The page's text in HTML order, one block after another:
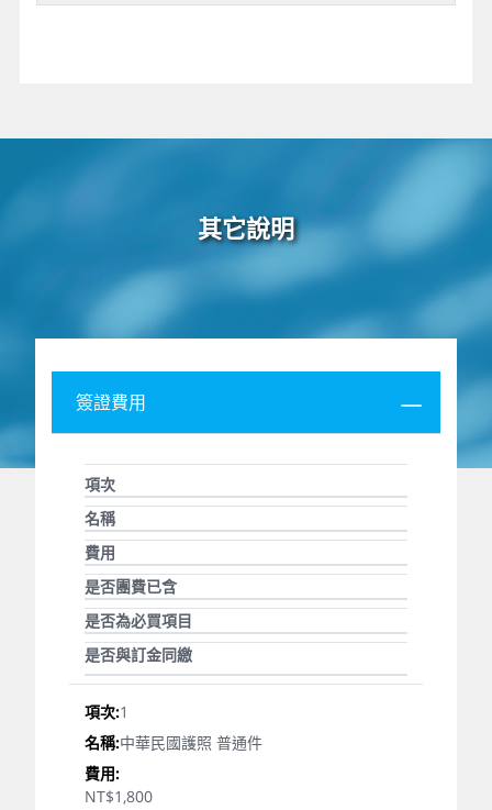
其它說明
簽證費用
項次
名稱
費用
是否團費已含
是否為必買項目
是否與訂金同繳
1
中華民國護照 普通件
NT$1,800